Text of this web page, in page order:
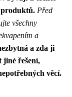
produktů. Před
všechny
a
a zda ji
jiné řešení,
věcí.